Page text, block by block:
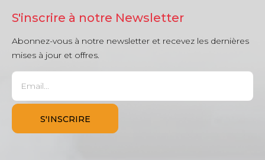
S'inscrire à notre Newsletter
Abonnez-vous à notre newsletter et recevez les dernières
mises à jour et offres.